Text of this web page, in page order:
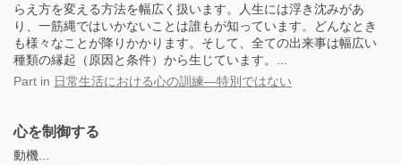
らえ方を変える方法を幅広く扱います。人生には浮き沈みがあ
り、一筋縄ではいかないことは誰もが知っています。どんなとき
も様々なことが降りかかります。そして、全ての出来事は幅広い
種類の縁起（原因と条件）から生じています。...
Part in 日常生活における心の訓練―特別ではない
心を制御する
動機...